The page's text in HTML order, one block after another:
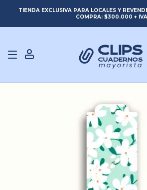
TIENDA EXCLUSIVA PARA LOCALES Y
COMPRA: $300.000 + IVA